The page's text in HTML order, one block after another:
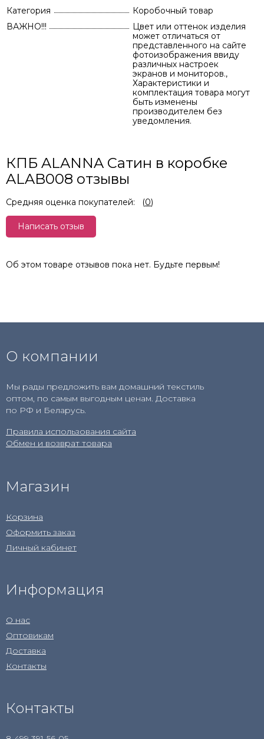
Категория
Коробочный товар
ВАЖНО!!!
Цвет или оттенок изделия
может отличаться от
представленного на сайте
фотоизображения ввиду
различных настроек
экранов и мониторов.,
Характеристики и
комплектация товара могут
быть изменены
производителем без
уведомления.
КПБ ALANNA Сатин в коробке
ALAB008 отзывы
Средняя оценка покупателей: (0)
Написать отзыв
Об этом товаре отзывов пока нет. Будьте первым!
О компании
Мы рады предложить вам домашний текстиль
оптом, по самым выгодным ценам. Доставка
по РФ и Беларусь.
Правила использования сайта
Обмен и возврат товара
Магазин
Корзина
Оформить заказ
Личный кабинет
Информация
О нас
Оптовикам
Доставка
Контакты
Контакты